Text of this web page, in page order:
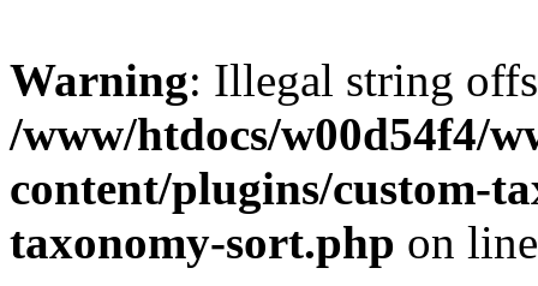
Warning: Illegal string
/www/htdocs/w00d54f4/
content/plugins/custom-
taxonomy-sort.php on